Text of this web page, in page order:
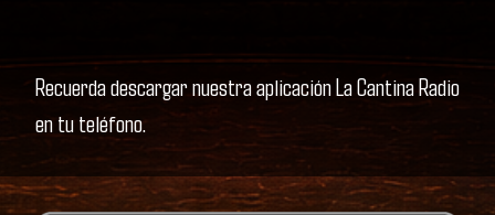
Recuerda descargar nuestra aplicación La Cantina Radio
en tu teléfono.